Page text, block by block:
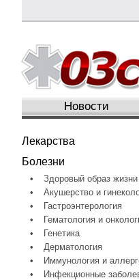
Новости
Лекарства
Болезни
•
Здоровый образ жизни
•
Акушерство и
•
Гастроэнтерология
•
Гематология и
•
Генетика
•
Дерматология
•
Иммунология и
•
Инфекционные